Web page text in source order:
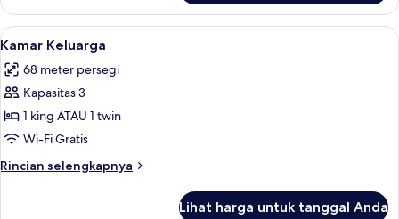
Studio
Suite,
1
Tidur
King
Lihat
semua
foto
untuk
Kamar
Keluarga
Kamar Keluarga | Seprai premium,
6
Kamar Keluarga
68 meter persegi
Kapasitas 3
1 king ATAU 1 twin
Wi-Fi Gratis
Rincian selengkapnya
Rincian
Lihat harga untuk tanggal Anda